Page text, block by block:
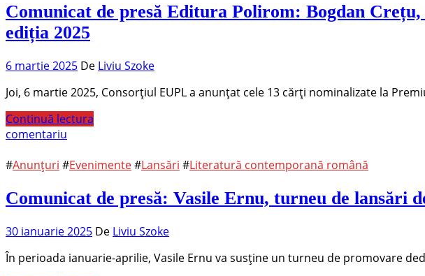
Comunicat de presă Editura Polirom: Bogdan
ediția 2025
6 martie 2025 De Liviu Szoke
Joi, 6 martie 2025, Consorțiul EUPL a anunțat cele 13 cărți nominalizate la
Continuă lectura
comentariu
#Anunțuri #Evenimente#Lansări #Literatură contemporană română
Comunicat de presă: Vasile Ernu, turneu de lansări
30 ianuarie 2025 De Liviu Szoke
În perioada ianuarie-aprilie, Vasile Ernu va susţine un turneu de promovare